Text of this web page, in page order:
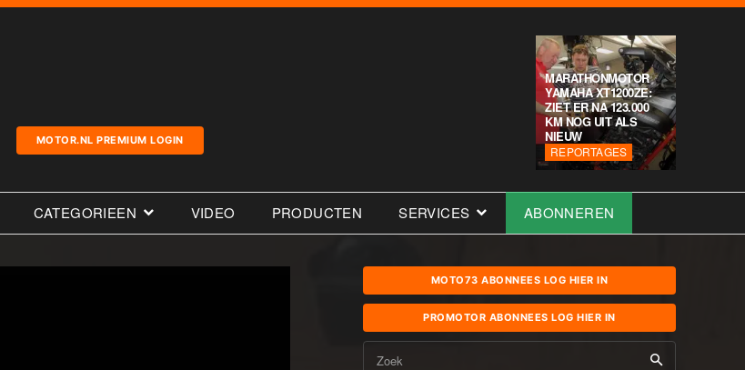
MOTOR.NL PREMIUM LOGIN
MARATHONMOTOR
YAMAHA XT1200ZE:
ZIET ER NA 123.000
KM NOG UIT ALS
NIEUW
REPORTAGES
CATEGORIEEN VIDEO PRODUCTEN SERVICES ABONNEREN
MOTO73 ABONNEES LOG HIER IN
PROMOTOR ABONNEES LOG HIER IN
Zoek